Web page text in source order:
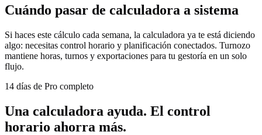
Cuándo pasar de calculadora a sistema
Si haces este cálculo cada semana, la calculadora ya te está diciendo
algo: necesitas control horario y planificación conectados. Turnozo
mantiene horas, turnos y exportaciones para tu gestoría en un solo
flujo.
14 días de Pro completo
Una calculadora ayuda. El control
horario ahorra más.